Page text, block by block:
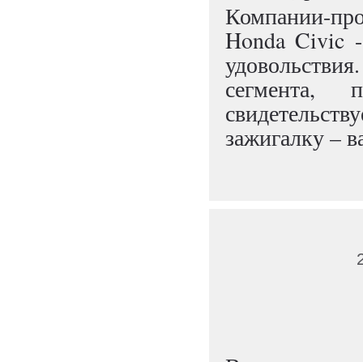
Компании-
Honda Civic -
сегмента,
зажигалку –